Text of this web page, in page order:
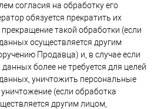
согласия на обработку его
обязуется прекратить их
такой обработки (если
осуществляется другим
Продавца) и, в случае если
более не требуется для целей
уничтожить персональные
(если обработка
другим лицом,